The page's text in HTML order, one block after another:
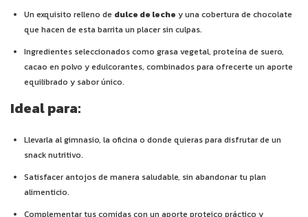
Un exquisito relleno de dulce de leche y una cobertura de chocolate
que hacen de esta barrita un placer sin culpas.
Ingredientes seleccionados como grasa vegetal, proteína de suero,
cacao en polvo y edulcorantes, combinados para ofrecerte un aporte
equilibrado y sabor único.
Ideal para:
Llevarla al gimnasio, la oficina o donde quieras para disfrutar de un
snack nutritivo.
Satisfacer antojos de manera saludable, sin abandonar tu plan
alimenticio.
Complementar tus comidas con un aporte proteico práctico y